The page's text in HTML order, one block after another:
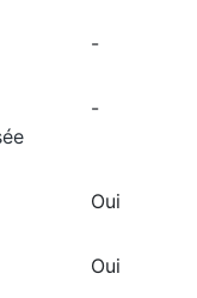
-
-
Oui
Oui